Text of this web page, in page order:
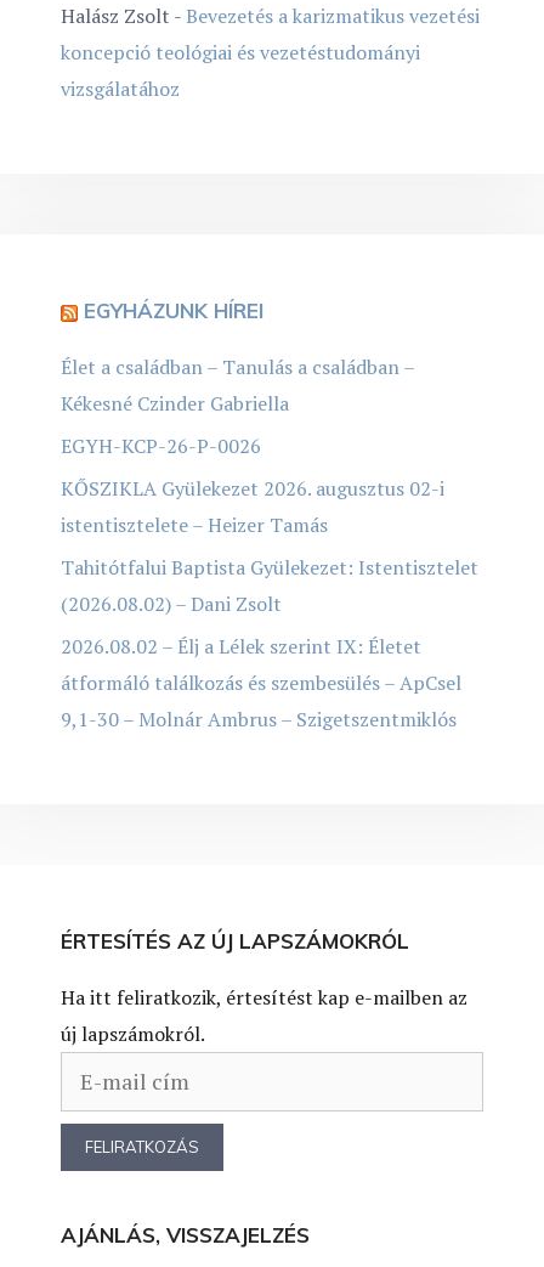
Halász Zsolt -Bevezetés a karizmatikus vezetési
koncepció teológiai és vezetéstudományi
vizsgálatához
EGYHÁZUNK HÍREI
Élet a családban – Tanulás a családban –
Kékesné Czinder Gabriella
EGYH-KCP-26-P-0026
KŐSZIKLA Gyülekezet 2026. augusztus 02-i
istentisztelete – Heizer Tamás
Tahitótfalui Baptista Gyülekezet: Istentisztelet
(2026.08.02) – Dani Zsolt
2026.08.02 – Élj a Lélek szerint IX: Életet
átformáló találkozás és szembesülés – ApCsel
9,1-30 – Molnár Ambrus – Szigetszentmiklós
ÉRTESÍTÉS AZ ÚJ LAPSZÁMOKRÓL
Ha itt feliratkozik, értesítést kap e-mailben az
új lapszámokról.
AJÁNLÁS, VISSZAJELZÉS